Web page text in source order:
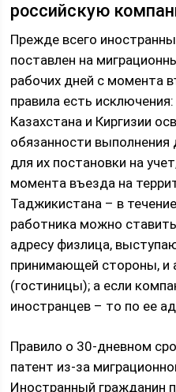
российскую
Прежде всего
поставлен на
рабочих дней с момента
правила есть
Казахстана и Киргизии
обязанности
для их постановки на
момента въезда на
Таджикистана – в
работника можно
адресу физлица,
принимающей стороны, и
(гостиницы); а если
иностранцев – то по ее
Правило о 30-дневном
патент из-за
Иностранный гражданин